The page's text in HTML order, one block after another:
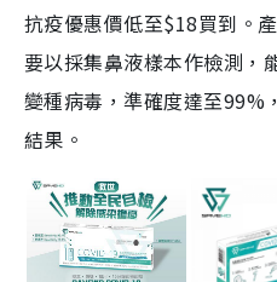
抗疫優惠價低至$18買到。
要以採集鼻液樣本作檢測
變種病毒，準確度達至99%
結果。